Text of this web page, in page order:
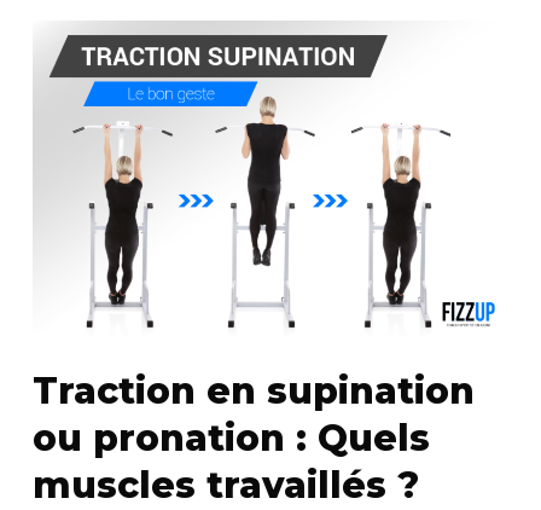
Traction en supination
ou pronation : Quels
muscles travaillés ?